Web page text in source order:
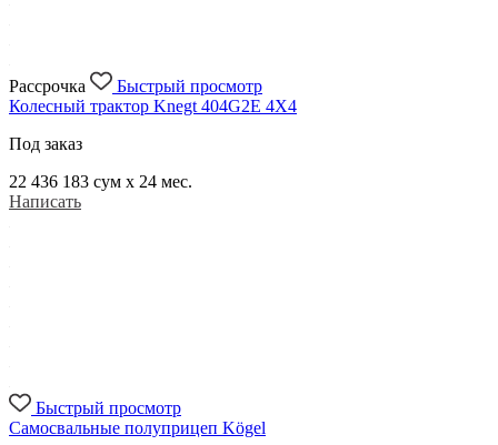
Рассрочка
Быстрый просмотр
Колесный трактор Knegt 404G2E 4X4
Под заказ
22 436 183 сум x 24 мес.
Написать
Быстрый просмотр
Самосвальные полуприцеп Kögel